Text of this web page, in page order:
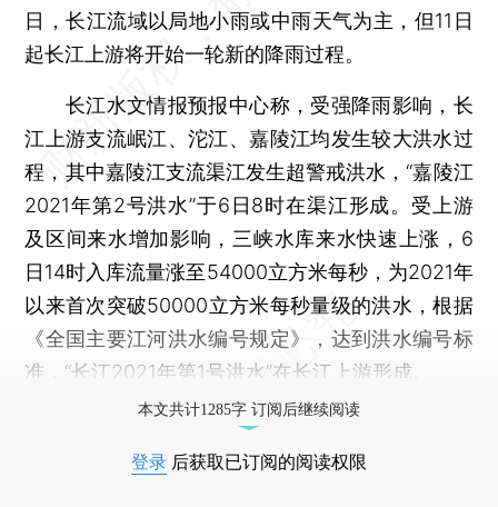
日，长江流域以局地小雨或中雨天气为主，但11日
起长江上游将开始一轮新的降雨过程。
长江水文情报预报中心称，受强降雨影响，长
江上游支流岷江、沱江、嘉陵江均发生较大洪水过
程，其中嘉陵江支流渠江发生超警戒洪水，“嘉陵江
2021年第2号洪水”于6日8时在渠江形成。受上游
及区间来水增加影响，三峡水库来水快速上涨，6
日14时入库流量涨至54000立方米每秒，为2021年
以来首次突破50000立方米每秒量级的洪水，根据
《全国主要江河洪水编号规定》，达到洪水编号标
准，“长江2021年第1号洪水”在长江上游形成。
本文共计1285字 订阅后继续阅读
登录 后获取已订阅的阅读权限